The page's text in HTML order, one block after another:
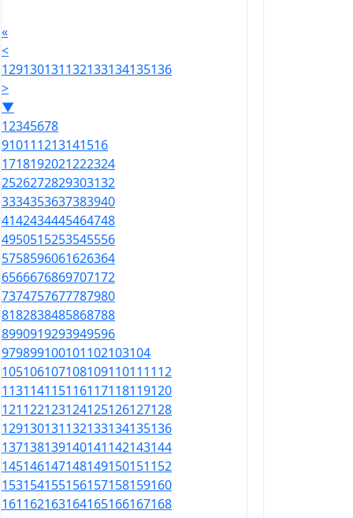
«
<
129130131132133134135136
>
▼
12345678
910111213141516
1718192021222324
2526272829303132
3334353637383940
4142434445464748
4950515253545556
5758596061626364
6566676869707172
7374757677787980
8182838485868788
8990919293949596
979899100101102103104
105106107108109110111112
113114115116117118119120
121122123124125126127128
129130131132133134135136
137138139140141142143144
145146147148149150151152
153154155156157158159160
161162163164165166167168